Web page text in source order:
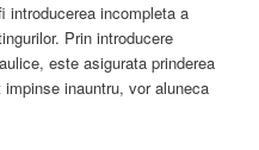
introducerea incompleta a
Prin introducere
este asigurata prinderea
inauntru, vor aluneca